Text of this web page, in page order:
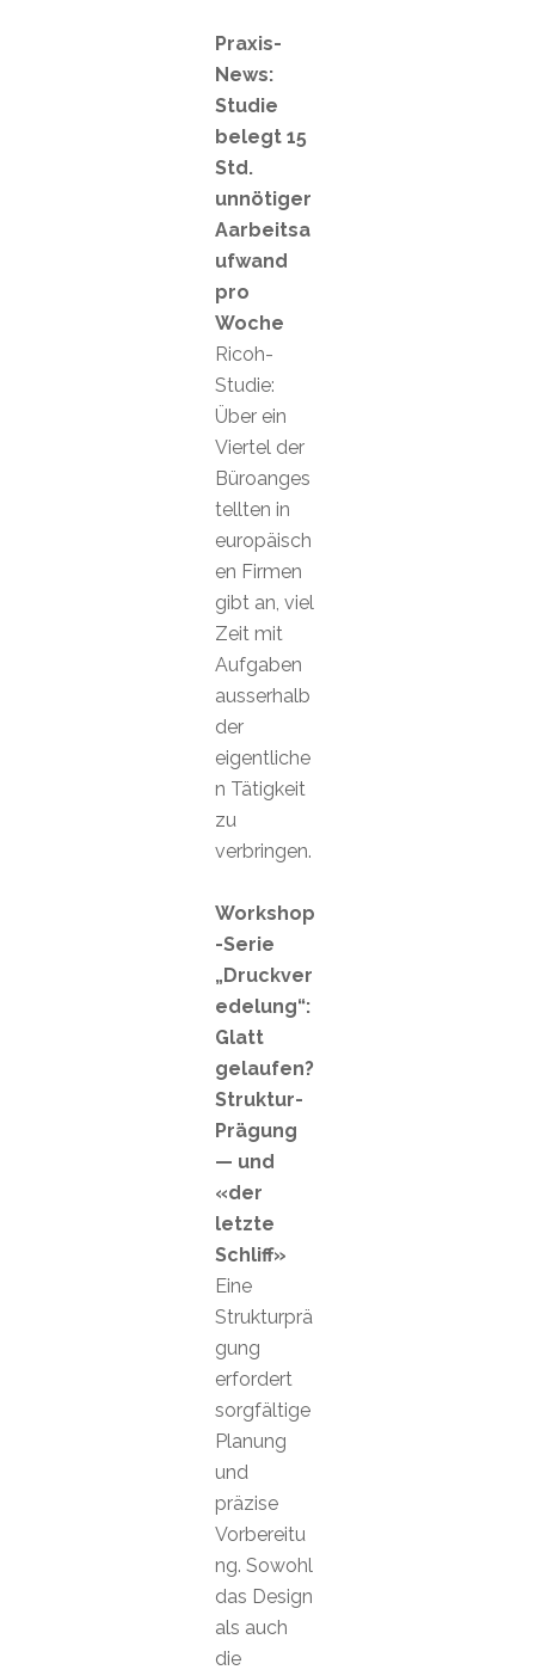
Praxis-
News:
Studie
belegt 15
Std.
unnötiger
Aarbeitsa
ufwand
pro
Woche
Ricoh-
Studie:
Über ein
Viertel der
Büroanges
tellten in
europäisch
en Firmen
gibt an, viel
Zeit mit
Aufgaben
ausserhalb
der
eigentliche
n Tätigkeit
zu
verbringen.
Workshop
-Serie
„Druckver
edelung“:
Glatt
gelaufen?
Struktur-
Prägung
— und
«der
letzte
Schliff»
Eine
Strukturprä
gung
erfordert
sorgfältige
Planung
und
präzise
Vorbereitu
ng. Sowohl
das Design
als auch
die